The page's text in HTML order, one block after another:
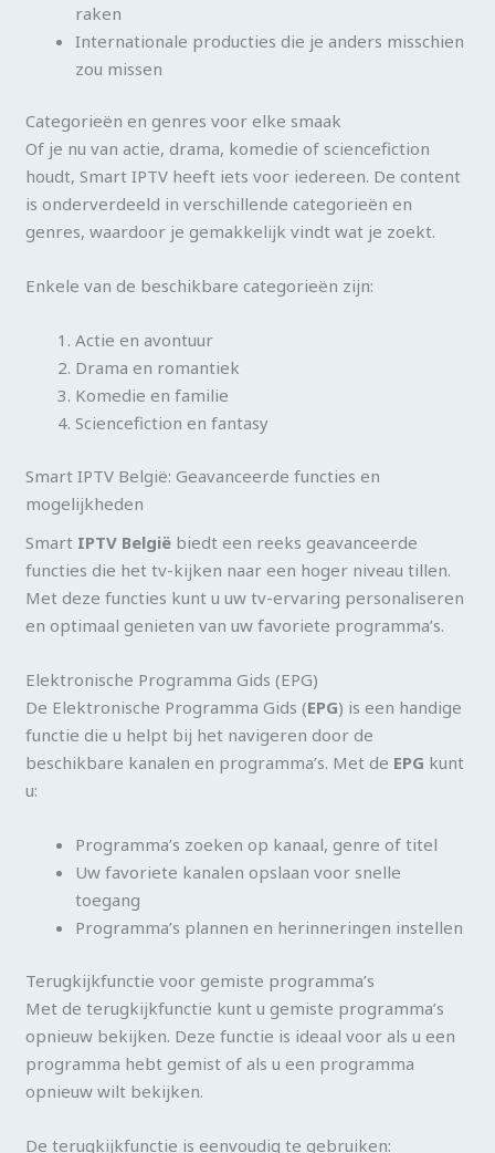
raken
Internationale producties die je anders misschien
zou missen
Categorieën en genres voor elke smaak
Of je nu van actie, drama, komedie of sciencefiction
houdt, Smart IPTV heeft iets voor iedereen. De content
is onderverdeeld in verschillende categorieën en
genres, waardoor je gemakkelijk vindt wat je zoekt.
Enkele van de beschikbare categorieën zijn:
Actie en avontuur
Drama en romantiek
Komedie en familie
Sciencefiction en fantasy
Smart IPTV België: Geavanceerde functies en
mogelijkheden
Smart IPTV België biedt een reeks geavanceerde
functies die het tv-kijken naar een hoger niveau tillen.
Met deze functies kunt u uw tv-ervaring personaliseren
en optimaal genieten van uw favoriete programma’s.
Elektronische Programma Gids (EPG)
De Elektronische Programma Gids (EPG) is een handige
functie die u helpt bij het navigeren door de
beschikbare kanalen en programma’s. Met de EPG kunt
u:
Programma’s zoeken op kanaal, genre of titel
Uw favoriete kanalen opslaan voor snelle
toegang
Programma’s plannen en herinneringen instellen
Terugkijkfunctie voor gemiste programma’s
Met de terugkijkfunctie kunt u gemiste programma’s
opnieuw bekijken. Deze functie is ideaal voor als u een
programma hebt gemist of als u een programma
opnieuw wilt bekijken.
De terugkijkfunctie is eenvoudig te gebruiken: